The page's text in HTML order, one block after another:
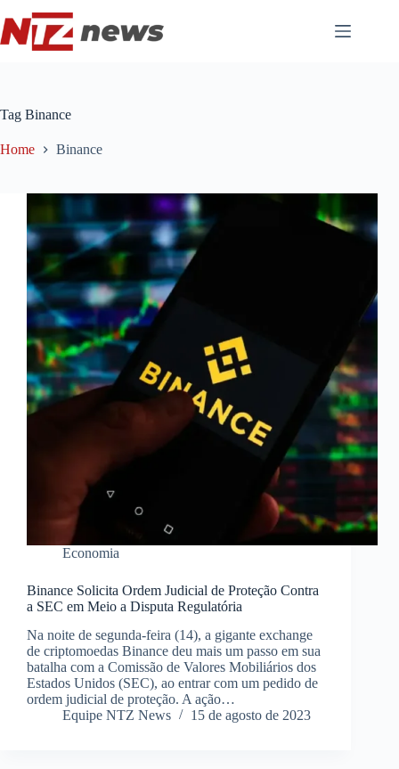
para
o
conteúdo
Tag Binance
Home Binance
Economia
Binance Solicita Ordem Judicial de Proteção Contra
a SEC em Meio a Disputa Regulatória
Na noite de segunda-feira (14), a gigante exchange
de criptomoedas Binance deu mais um passo em sua
batalha com a Comissão de Valores Mobiliários dos
Estados Unidos (SEC), ao entrar com um pedido de
ordem judicial de proteção. A ação…
Equipe NTZ News
15 de agosto de 2023